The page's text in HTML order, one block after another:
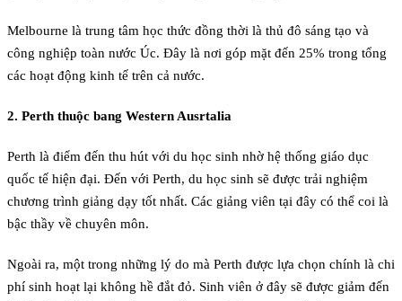
Melbourne là trung tâm học thức đồng thời là thủ đô sáng tạo và
công nghiệp toàn nước Úc. Đây là nơi góp mặt đến 25% trong tổng
các hoạt động kinh tế trên cả nước.
2. Perth thuộc bang Western Ausrtalia
Perth là điểm đến thu hút với du học sinh nhờ hệ thống giáo dục
quốc tế hiện đại. Đến với Perth, du học sinh sẽ được trải nghiệm
chương trình giảng dạy tốt nhất. Các giảng viên tại đây có thể coi là
bậc thầy về chuyên môn.
Ngoài ra, một trong những lý do mà Perth được lựa chọn chính là chi
phí sinh hoạt lại không hề đắt đỏ. Sinh viên ở đây sẽ được giảm đến